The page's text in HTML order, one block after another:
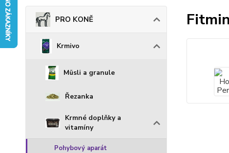
PRO KONĚ
Krmivo
Müsli a granule
Řezanka
Krmné doplňky a
vitamíny
Pohybový aparát